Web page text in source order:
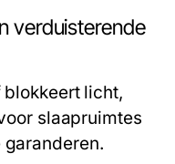
verduisterende
licht,
slaapruimtes